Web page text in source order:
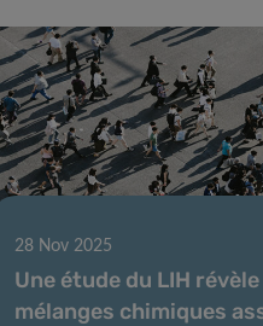
28 Nov 2025
Une étude du LIH
mélanges chimiques